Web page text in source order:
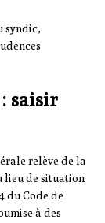
syndic,
saisir
relève de la
lieu de situation
du Code de
à des